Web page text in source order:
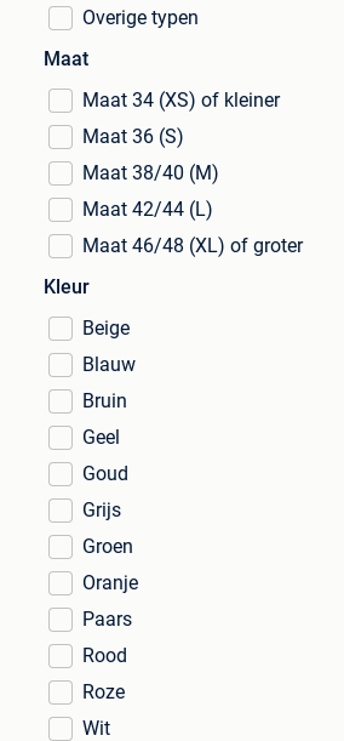
Overige typen
Maat
Maat 34 (XS) of kleiner
Maat 36 (S)
Maat 38/40 (M)
Maat 42/44 (L)
Maat 46/48 (XL) of groter
Kleur
Beige
Blauw
Bruin
Geel
Goud
Grijs
Groen
Oranje
Paars
Rood
Roze
Wit